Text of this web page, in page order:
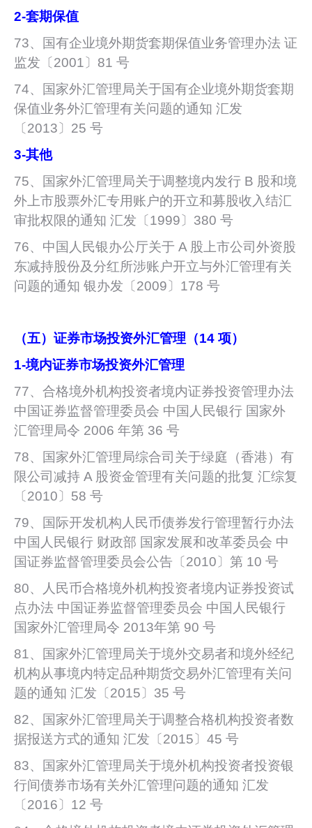
2-套期保值
73、国有企业境外期货套期保值业务管理办法 证
监发〔2001〕81 号
74、国家外汇管理局关于国有企业境外期货套期
保值业务外汇管理有关问题的通知 汇发
〔2013〕25 号
3-其他
75、国家外汇管理局关于调整境内发行 B 股和境
外上市股票外汇专用账户的开立和募股收入结汇
审批权限的通知 汇发〔1999〕380 号
76、中国人民银办公厅关于 A 股上市公司外资股
东减持股份及分红所涉账户开立与外汇管理有关
问题的通知 银办发〔2009〕178 号
（五）证券市场投资外汇管理（14 项）
1-境内证券市场投资外汇管理
77、合格境外机构投资者境内证券投资管理办法
中国证券监督管理委员会 中国人民银行 国家外
汇管理局令 2006 年第 36 号
78、国家外汇管理局综合司关于绿庭（香港）有
限公司减持 A 股资金管理有关问题的批复 汇综复
〔2010〕58 号
79、国际开发机构人民币债券发行管理暂行办法
中国人民银行 财政部 国家发展和改革委员会 中
国证券监督管理委员会公告〔2010〕第 10 号
80、人民币合格境外机构投资者境内证券投资试
点办法 中国证券监督管理委员会 中国人民银行
国家外汇管理局令 2013年第 90 号
81、国家外汇管理局关于境外交易者和境外经纪
机构从事境内特定品种期货交易外汇管理有关问
题的通知 汇发〔2015〕35 号
82、国家外汇管理局关于调整合格机构投资者数
据报送方式的通知 汇发〔2015〕45 号
83、国家外汇管理局关于境外机构投资者投资银
行间债券市场有关外汇管理问题的通知 汇发
〔2016〕12 号